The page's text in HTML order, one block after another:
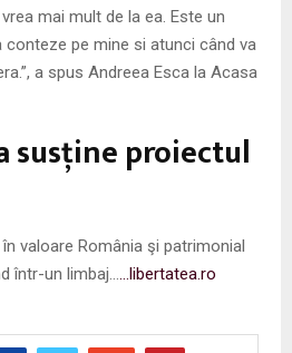
mai mult de la ea. Este un
pe mine si atunci când va
a spus Andreea Esca la Acasa
susţine proiectul
valoare România şi patrimonial
într-un limbaj…
…libertatea.ro